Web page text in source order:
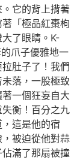
它的背上揹著
「極品紅棗枸
了眼睛。K-
爪子優雅地一
肚子了！我們
落，一股極致
一個狂妄自大
衡！百分之九
這是他的宿
被迫從他對蒜
滿了那扇被撞